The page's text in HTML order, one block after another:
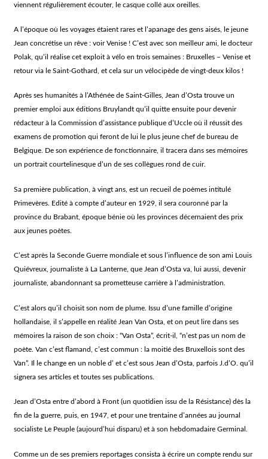
viennent régulièrement écouter, le casque collé aux oreilles.
A l’époque où les voyages étaient rares et l’apanage des gens aisés, le jeune
Jean concrétise un rêve : voir Venise ! C’est avec son meilleur ami, le docteur
Polak, qu’il réalise cet exploit à vélo en trois semaines : Bruxelles – Venise et
retour via le Saint-Gothard, et cela sur un vélocipède de vingt-deux kilos !
Après ses humanités à l’Athénée de Saint-Gilles, Jean d’Osta trouve un
premier emploi aux éditions Bruylandt qu’il quitte ensuite pour devenir
rédacteur à la Commission d’assistance publique d’Uccle où il réussit des
examens de promotion qui feront de lui le plus jeune chef de bureau de
Belgique. De son expérience de fonctionnaire, il tracera dans ses mémoires
un portrait courtelinesque d’un de ses collègues rond de cuir.
Sa première publication, à vingt ans, est un recueil de poèmes intitulé
Primevères. Edité à compte d’auteur en 1929, il sera couronné par la
province du Brabant, époque bénie où les provinces décernaient des prix
aux jeunes poètes.
C’est après la Seconde Guerre mondiale et sous l’influence de son ami Louis
Quiévreux, journaliste à La Lanterne, que Jean d’Osta va, lui aussi, devenir
journaliste, abandonnant sa prometteuse carrière à l’administration.
C’est alors qu’il choisit son nom de plume. Issu d’une famille d’origine
hollandaise, il s’appelle en réalité Jean Van Osta, et on peut lire dans ses
mémoires la raison de son choix : “Van Osta”, écrit-il, “n’est pas un nom de
poète. Van c’est flamand, c’est commun : la moitié des Bruxellois sont des
Van”. Il le change en un noble d’ et c’est sous Jean d’Osta, parfois J.d’O. qu’il
signera ses articles et toutes ses publications.
Jean d’Osta entre d’abord à Front (un quotidien issu de la Résistance) dès la
fin de la guerre, puis, en 1947, et pour une trentaine d’années au journal
socialiste Le Peuple (aujourd’hui disparu) et à son hebdomadaire Germinal.
Comme un de ses premiers reportages consista à écrire un compte rendu sur